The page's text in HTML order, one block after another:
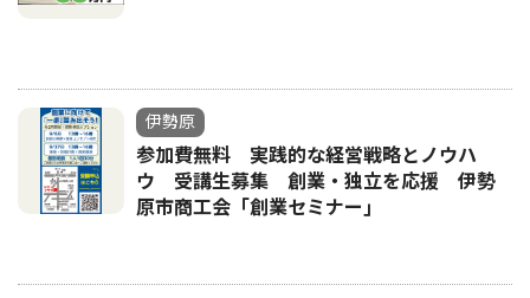
伊勢原
参加費無料 実践的な経営戦略とノウハ
ウ 受講生募集 創業・独立を応援 伊勢
原市商工会「創業セミナー｣